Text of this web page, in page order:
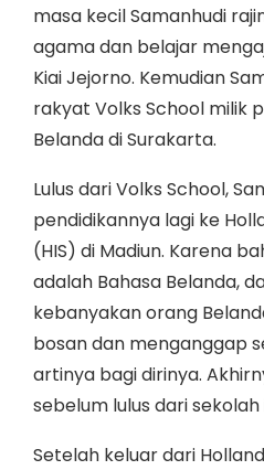
masa kecil Samanhudi
agama dan belajar
Kiai Jejorno. Kemudian
rakyat Volks School milik
Belanda di Surakarta.
Lulus dari Volks School,
pendidikannya lagi ke
(HIS) di Madiun. Karena
adalah Bahasa Belanda,
kebanyakan orang
bosan dan menganggap
artinya bagi dirinya.
sebelum lulus dari sekolah
Setelah keluar dari